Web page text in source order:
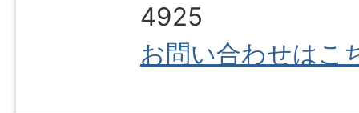
4925
お問い合わせはこ